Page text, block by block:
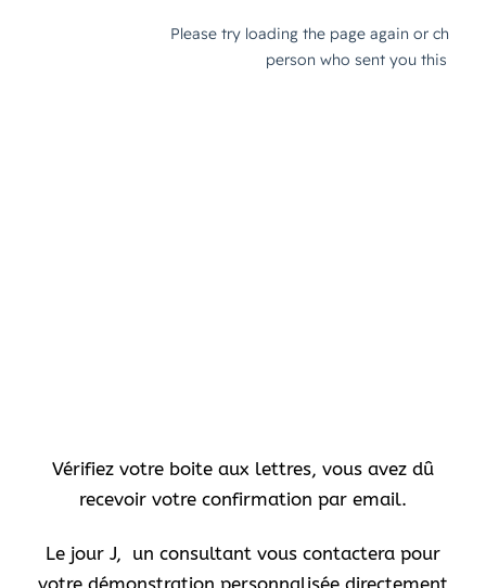
Vérifiez votre boite aux lettres, vous avez dû
recevoir votre confirmation par email.
Le jour J, un consultant vous contactera pour
votre démonstration personnalisée directement